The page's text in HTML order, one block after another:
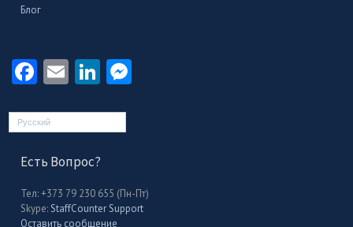
Блог
Facebook
EmailLinkedIn
Русский
Есть Вопрос?
Тел: +373 79 230 655 (Пн-Пт)
Skype:StaffCounter Support
Оставить сообщение